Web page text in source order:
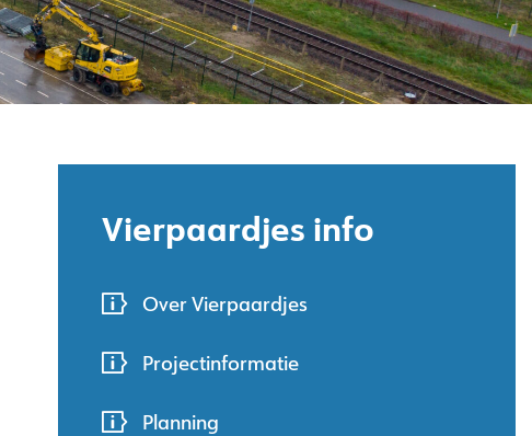
Vierpaardjes info
Over Vierpaardjes
Projectinformatie
Planning